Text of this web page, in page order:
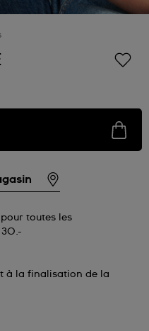
toutes les
30.-
à la finalisation de la